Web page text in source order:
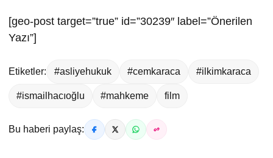
[geo-post target=”true” id=”30239″ label=”Önerilen
Yazı”]
Etiketler: #asliyehukuk #cemkaraca #ilkimkaraca
#ismailhacıoğlu #mahkeme film
Bu haberi paylaş: